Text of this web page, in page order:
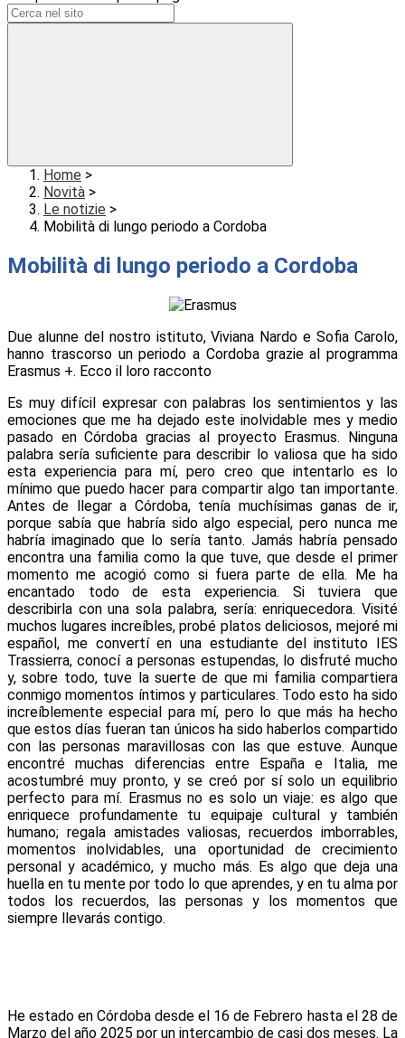
Home >
Novità >
Le notizie >
Mobilità di lungo periodo a Cordoba
Mobilità di lungo periodo a Cordoba
Due alunne del nostro istituto, Viviana Nardo e Sofia Carolo,
hanno trascorso un periodo a Cordoba grazie al programma
Erasmus +. Ecco il loro racconto
Es muy difícil expresar con palabras los sentimientos y las
emociones que me ha dejado este inolvidable mes y medio
pasado en Córdoba gracias al proyecto Erasmus. Ninguna
palabra sería suficiente para describir lo valiosa que ha sido
esta experiencia para mí, pero creo que intentarlo es lo
mínimo que puedo hacer para compartir algo tan importante.
Antes de llegar a Córdoba, tenía muchísimas ganas de ir,
porque sabía que habría sido algo especial, pero nunca me
habría imaginado que lo sería tanto. Jamás habría pensado
encontra una familia como la que tuve, que desde el primer
momento me acogió como si fuera parte de ella. Me ha
encantado todo de esta experiencia. Si tuviera que
describirla con una sola palabra, sería: enriquecedora. Visité
muchos lugares increíbles, probé platos deliciosos, mejoré mi
español, me convertí en una estudiante del instituto IES
Trassierra, conocí a personas estupendas, lo disfruté mucho
y, sobre todo, tuve la suerte de que mi familia compartiera
conmigo momentos íntimos y particulares. Todo esto ha sido
increíblemente especial para mí, pero lo que más ha hecho
que estos días fueran tan únicos ha sido haberlos compartido
con las personas maravillosas con las que estuve. Aunque
encontré muchas diferencias entre España e Italia, me
acostumbré muy pronto, y se creó por sí solo un equilibrio
perfecto para mí. Erasmus no es solo un viaje: es algo que
enriquece profundamente tu equipaje cultural y también
humano; regala amistades valiosas, recuerdos imborrables,
momentos inolvidables, una oportunidad de crecimiento
personal y académico, y mucho más. Es algo que deja una
huella en tu mente por todo lo que aprendes, y en tu alma por
todos los recuerdos, las personas y los momentos que
siempre llevarás contigo.
He estado en Córdoba desde el 16 de Febrero hasta el 28 de
Marzo del año 2025 por un intercambio de casi dos meses. La